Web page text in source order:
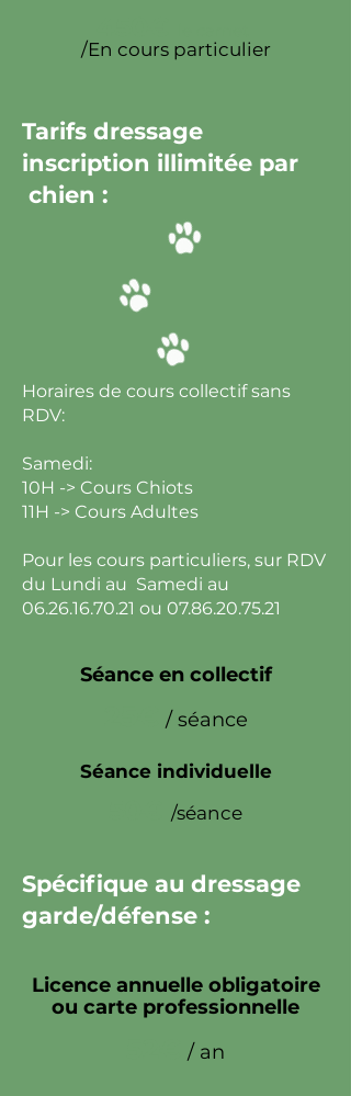
/En cours particulier
Tarifs dressage
inscription illimitée par
chien :
Horaires de cours collectif sans
RDV:
Samedi:
10H -> Cours Chiots
11H -> Cours Adultes
Pour les cours particuliers, sur RDV
du Lundi au Samedi au
06.26.16.70.21 ou 07.86.20.75.21
Séance en collectif
/ séance
Séance individuelle
/séance
Spécifique au dressage
garde/défense :
Licence annuelle obligatoire
ou carte professionnelle
/ an